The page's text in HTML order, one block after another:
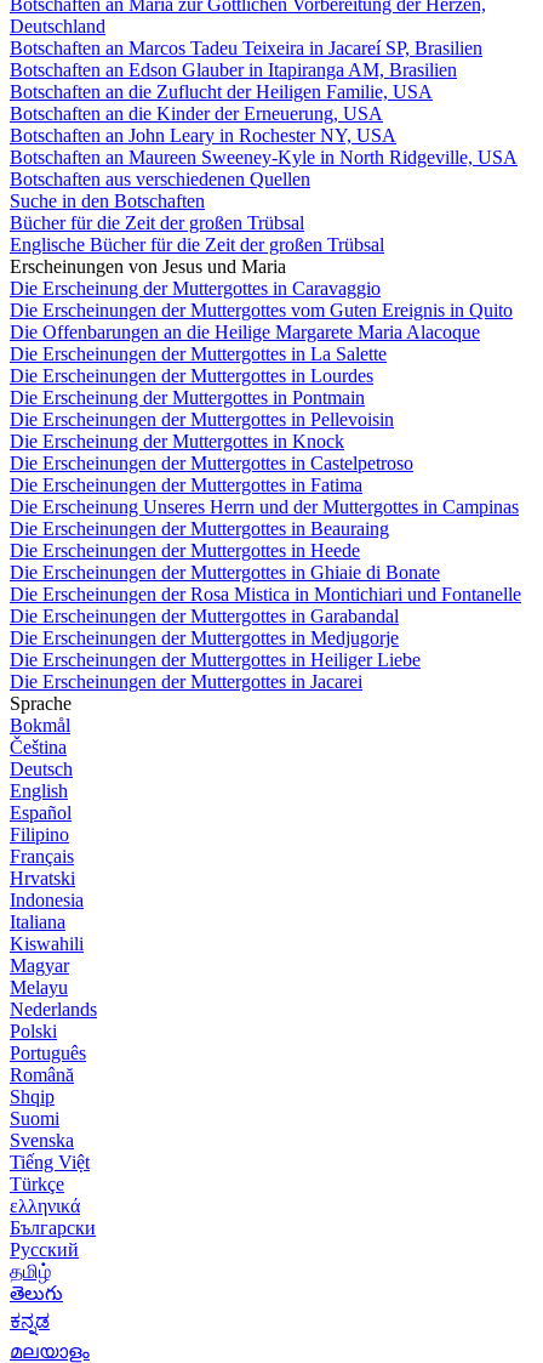
Deutschland
Botschaften an Marcos Tadeu Teixeira in Jacareí SP, Brasilien
Botschaften an Edson Glauber in Itapiranga AM, Brasilien
Botschaften an die Zuflucht der Heiligen Familie, USA
Botschaften an die Kinder der Erneuerung, USA
Botschaften an John Leary in Rochester NY, USA
Botschaften an Maureen Sweeney-Kyle in North Ridgeville, USA
Botschaften aus verschiedenen Quellen
Suche in den Botschaften
Bücher für die Zeit der großen Trübsal
Englische Bücher für die Zeit der großen Trübsal
Erscheinungen von Jesus und Maria
Die Erscheinung der Muttergottes in Caravaggio
Die Erscheinungen der Muttergottes vom Guten Ereignis in Quito
Die Offenbarungen an die Heilige Margarete Maria Alacoque
Die Erscheinungen der Muttergottes in La Salette
Die Erscheinungen der Muttergottes in Lourdes
Die Erscheinung der Muttergottes in Pontmain
Die Erscheinungen der Muttergottes in Pellevoisin
Die Erscheinung der Muttergottes in Knock
Die Erscheinungen der Muttergottes in Castelpetroso
Die Erscheinungen der Muttergottes in Fatima
Die Erscheinung Unseres Herrn und der Muttergottes in Campinas
Die Erscheinungen der Muttergottes in Beauraing
Die Erscheinungen der Muttergottes in Heede
Die Erscheinungen der Muttergottes in Ghiaie di Bonate
Die Erscheinungen der Rosa Mistica in Montichiari und Fontanelle
Die Erscheinungen der Muttergottes in Garabandal
Die Erscheinungen der Muttergottes in Medjugorje
Die Erscheinungen der Muttergottes in Heiliger Liebe
Die Erscheinungen der Muttergottes in Jacarei
Sprache
Bokmål
Čeština
Deutsch
English
Español
Filipino
Français
Hrvatski
Indonesia
Italiana
Kiswahili
Magyar
Melayu
Nederlands
Polski
Português
Română
Shqip
Suomi
Svenska
Tiếng Việt
Türkçe
ελληνικά
Български
Русский
தமிழ்
తెలుగు
ಕನ್ನಡ
മലയാളം